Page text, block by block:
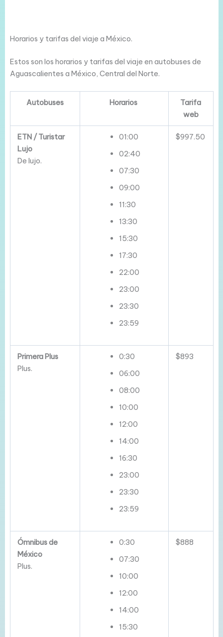
Horarios y tarifas del viaje a México.
Estos son los horarios y tarifas del viaje en autobuses de
Aguascalientes a México, Central del Norte.
Autobuses Horarios
Tarifa
web
ETN / Turistar
Lujo
De lujo.
01:00
02:40
07:30
09:00
11:30
13:30
15:30
17:30
22:00
23:00
23:30
23:59
$997.50
Primera Plus
Plus.
0:30
06:00
08:00
10:00
12:00
14:00
16:30
23:00
23:30
23:59
$893
Ómnibus de
México
Plus.
0:30
07:30
10:00
12:00
14:00
15:30
$888